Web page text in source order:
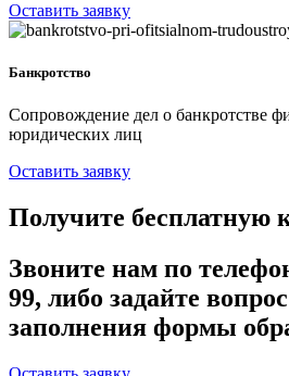
Оставить заявку
Банкротство
Сопровождение дел о банкротстве
юридических лиц
Оставить заявку
Получите бесплатную
Звоните нам по
99, либо задайте
заполнения формы